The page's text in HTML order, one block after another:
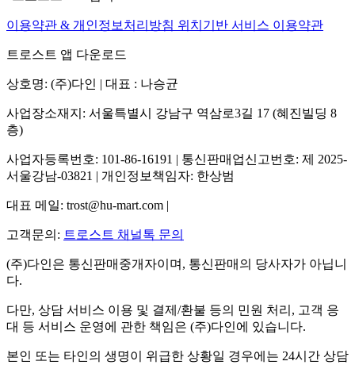
이용약관 & 개인정보처리방침 위치기반 서비스 이용약관
트로스트 앱 다운로드
상호명: (주)다인 | 대표 : 나승균
사업장소재지: 서울특별시 강남구 역삼로3길 17 (혜진빌딩 8
층)
사업자등록번호: 101-86-16191 | 통신판매업신고번호: 제 2025-
서울강남-03821 | 개인정보책임자: 한상범
대표 메일: trost@hu-mart.com |
고객문의: 트로스트 채널톡 문의
(주)다인은 통신판매중개자이며, 통신판매의 당사자가 아닙니
다.
다만, 상담 서비스 이용 및 결제/환불 등의 민원 처리, 고객 응
대 등 서비스 운영에 관한 책임은 (주)다인에 있습니다.
본인 또는 타인의 생명이 위급한 상황일 경우에는 24시간 상담